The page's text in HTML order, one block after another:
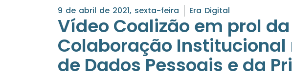
9 de abril de 2021, sexta-feira Era Digital
Vídeo Coalizão em prol
Colaboração Institucional
de Dados Pessoais e da